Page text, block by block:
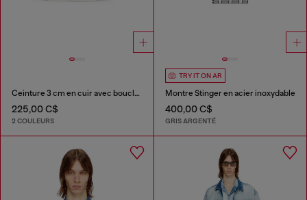
Ceinture 3 cm en cuir avec boucle à logo D
225,00 C$
2 COULEURS
TRY IT ON AR
Montre Stinger en acier inoxydable
400,00 C$
GRIS ARGENTÉ